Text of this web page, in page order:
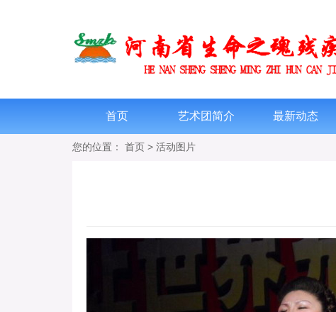
首页 艺术团简介 最新动态
您的位置： 首页 > 活动图片